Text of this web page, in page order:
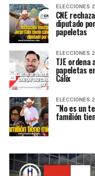
ELECCIONES
CNE
diputado
papeletas
ELECCIONES
TJE ordena
papeletas
Cálix
ELECCIONES
¨No es un
familión